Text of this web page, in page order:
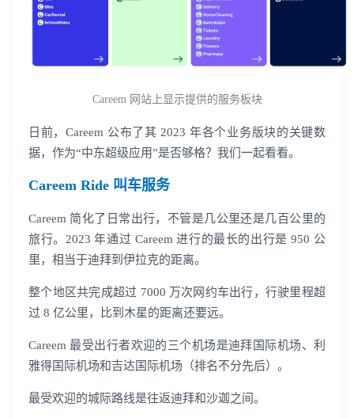
Careem 网站上显示提供的服务板块
日前，Careem 公布了其 2023 年各个业务版块的关键数
据，作为“中东超级应用”是否够格？我们一起看看。
Careem Ride 叫车服务
Careem 简化了日常出行，不管是几公里还是几百公里的
旅行。2023 年通过 Careem 进行的最长的出行是 950 公
里，相当于迪拜到伊拉克的距离。
整个地区共完成超过 7000 万次网约车出行，行驶里程超
过 8 亿公里，比到木星的距离还要远。
Careem 最受出行者欢迎的三个机场是迪拜国际机场、利
雅得国际机场和吉达国际机场（排名不分先后）。
最受欢迎的城际路线是往返迪拜和沙迦之间。